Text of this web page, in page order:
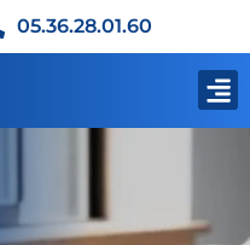
05.36.28.01.60